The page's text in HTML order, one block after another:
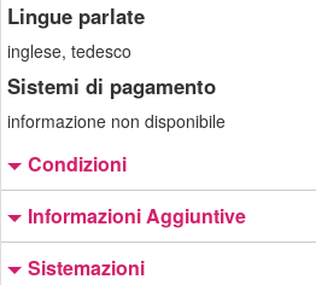
Lingue parlate
inglese, tedesco
Sistemi di pagamento
informazione non disponibile
Condizioni
Informazioni Aggiuntive
Sistemazioni